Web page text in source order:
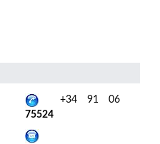
+34 91 06
75524